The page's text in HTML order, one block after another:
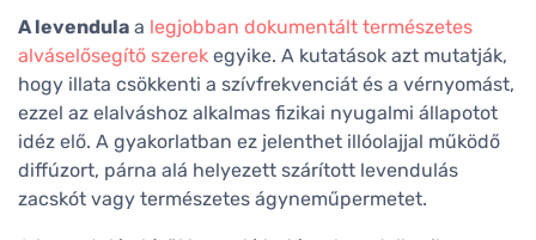
A levendula a legjobban dokumentált természetes
alváselősegítő szerek egyike. A kutatások azt mutatják,
hogy illata csökkenti a szívfrekvenciát és a vérnyomást,
ezzel az elalváshoz alkalmas fizikai nyugalmi állapotot
idéz elő. A gyakorlatban ez jelenthet illóolajjal működő
diffúzort, párna alá helyezett szárított levendulás
zacskót vagy természetes ágyneműpermetet.